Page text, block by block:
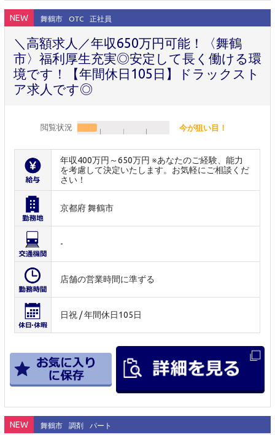
NEW 舞鶴市 OTC 正社員
＼高額求人／年収650万円可能！〈舞鶴
市〉福利厚生充実◎安定して長く働ける環
境です！【年間休日105日】ドラックスト
ア求人です◎
閲覧状況 今が狙い目！
年収400万円～650万円 ※あなたのご経験、能力
を考慮して決定いたします。お気軽にご相談くだ
さい！
京都府 舞鶴市
-
店舗の営業時間に準ずる
日祝 / 年間休日105日
NEW 舞鶴市 調剤 パート